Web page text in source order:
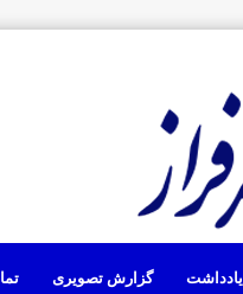
یادداشت گزارش تصویری